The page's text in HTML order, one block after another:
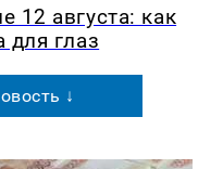
12 августа: как
для глаз
↓